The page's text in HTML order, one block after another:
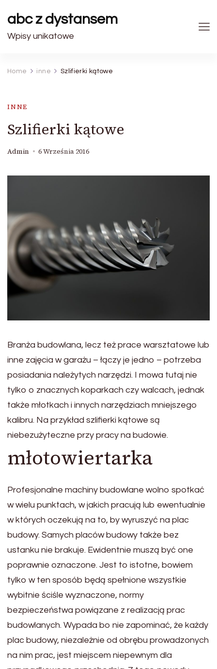
abc z dystansem
Wpisy unikatowe
Home inne Szlifierki kątowe
INNE
Szlifierki kątowe
Admin 6 Września 2016
Branża budowlana, lecz też prace warsztatowe lub
inne zajęcia w garażu – łączy je jedno – potrzeba
posiadania należytych narzędzi. I mowa tutaj nie
tylko o znacznych koparkach czy walcach, jednak
także młotkach i innych narzędziach mniejszego
kalibru. Na przykład szlifierki kątowe są
niebezużyteczne przy pracy na budowie.
młotowiertarka
Profesjonalne machiny budowlane wolno spotkać
w wielu punktach, w jakich pracują lub ewentualnie
w których oczekują na to, by wyruszyć na plac
budowy. Samych placów budowy także bez
ustanku nie brakuje. Ewidentnie muszą być one
poprawnie oznaczone. Jest to istotne, bowiem
tylko w ten sposób będą spełnione wszystkie
wybitnie ściśle wyznaczone, normy
bezpieczeństwa powiązane z realizacją prac
budowlanych. Wypada bo nie zapominać, że każdy
plac budowy, niezależnie od obrębu prowadzonych
na nim prac, jest miejscem niepewnym dla